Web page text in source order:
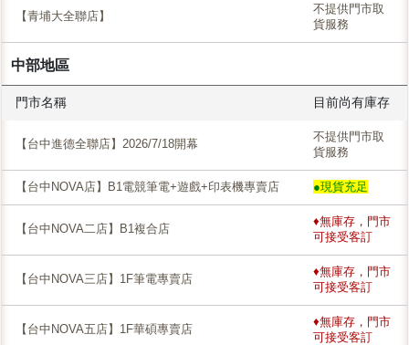
【青埔大全聯店】
不提供門市取
貨服務
中部地區
門市名稱 目前尚有庫存
【台中進德全聯店】2026/7/18開幕
不提供門市取
貨服務
【台中NOVA店】B1電競筆電+遊戲+印表機專賣店 ●現貨充足
【台中NOVA二店】B1複合店
♦無庫存，門市
可接受客訂
【台中NOVA三店】1F筆電專賣店
♦無庫存，門市
可接受客訂
【台中NOVA五店】1F華碩專賣店
♦無庫存，門市
可接受客訂